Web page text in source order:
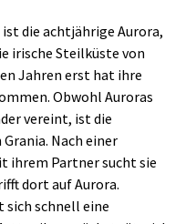
ist die achtjährige Aurora,
irische Steilküste von
Jahren erst hat ihre
Obwohl Auroras
vereint, ist die
Nach einer
ihrem Partner sucht sie
dort auf Aurora.
sich schnell eine